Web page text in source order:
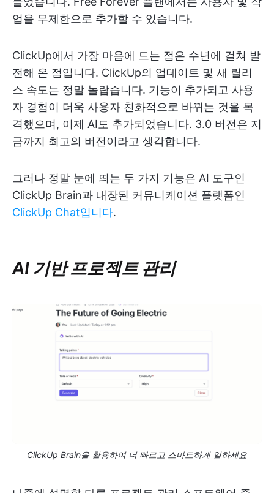
업을 무제한으로 추가할 수 있습니다.
ClickUp에서 가장 마음에 드는 점은 수년에 걸쳐 발
전해 온 점입니다. ClickUp의 업데이트 및 새 릴리
스 속도는 정말 놀랍습니다. 기능이 추가되고 사용
자 경험이 더욱 사용자 친화적으로 바뀌는 것을 목
격했으며, 이제 AI도 추가되었습니다. 3.0 버전은 지
금까지 최고의 버전이라고 생각합니다.
그러나 정말 눈에 띄는 두 가지 기능은 AI 도구인
ClickUp Brain과 내장된 커뮤니케이션 플랫폼인
ClickUp Chat입니다.
AI 기반 프로젝트 관리
ClickUp Brain을 활용하여 더 빠르고 스마트하게 일하세요